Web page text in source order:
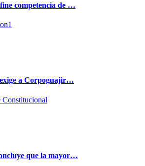
competencia de …
a Corpoguajir…
Constitucional
que la mayor…